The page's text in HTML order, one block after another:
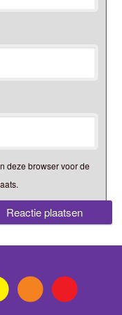
deze browser voor de